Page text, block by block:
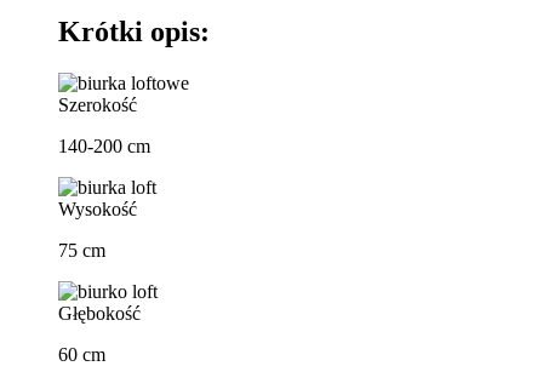
Krótki opis:
Szerokość
140-200 cm
Wysokość
75 cm
Głębokość
60 cm